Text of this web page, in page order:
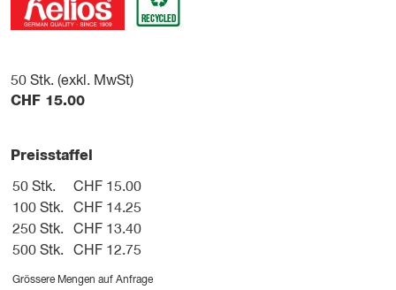
50 Stk. (exkl. MwSt)
CHF 15.00
Preisstaffel
50 Stk.
CHF 15.00
100 Stk.
CHF 14.25
250 Stk.
CHF 13.40
500 Stk.
CHF 12.75
Grössere Mengen auf Anfrage